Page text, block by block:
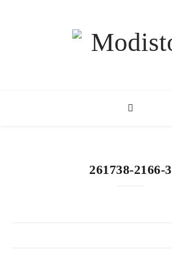
261738-2166-3